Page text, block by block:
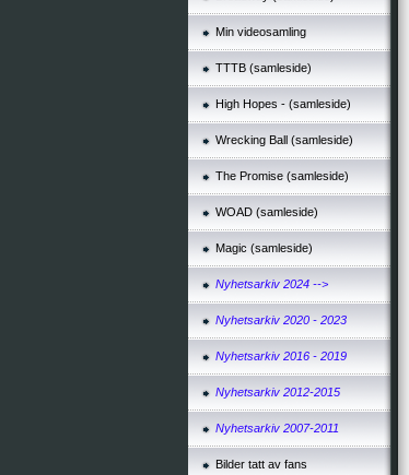
Min videosamling
TTTB (samleside)
High Hopes - (samleside)
Wrecking Ball (samleside)
The Promise (samleside)
WOAD (samleside)
Magic (samleside)
Nyhetsarkiv 2024 -->
Nyhetsarkiv 2020 - 2023
Nyhetsarkiv 2016 - 2019
Nyhetsarkiv 2012-2015
Nyhetsarkiv 2007-2011
Bilder tatt av fans